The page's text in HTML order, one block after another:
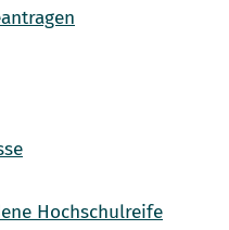
Hochschulreife